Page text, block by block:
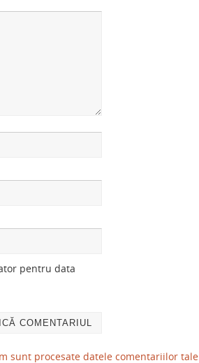
pentru data
sunt procesate datele comentariilor tale